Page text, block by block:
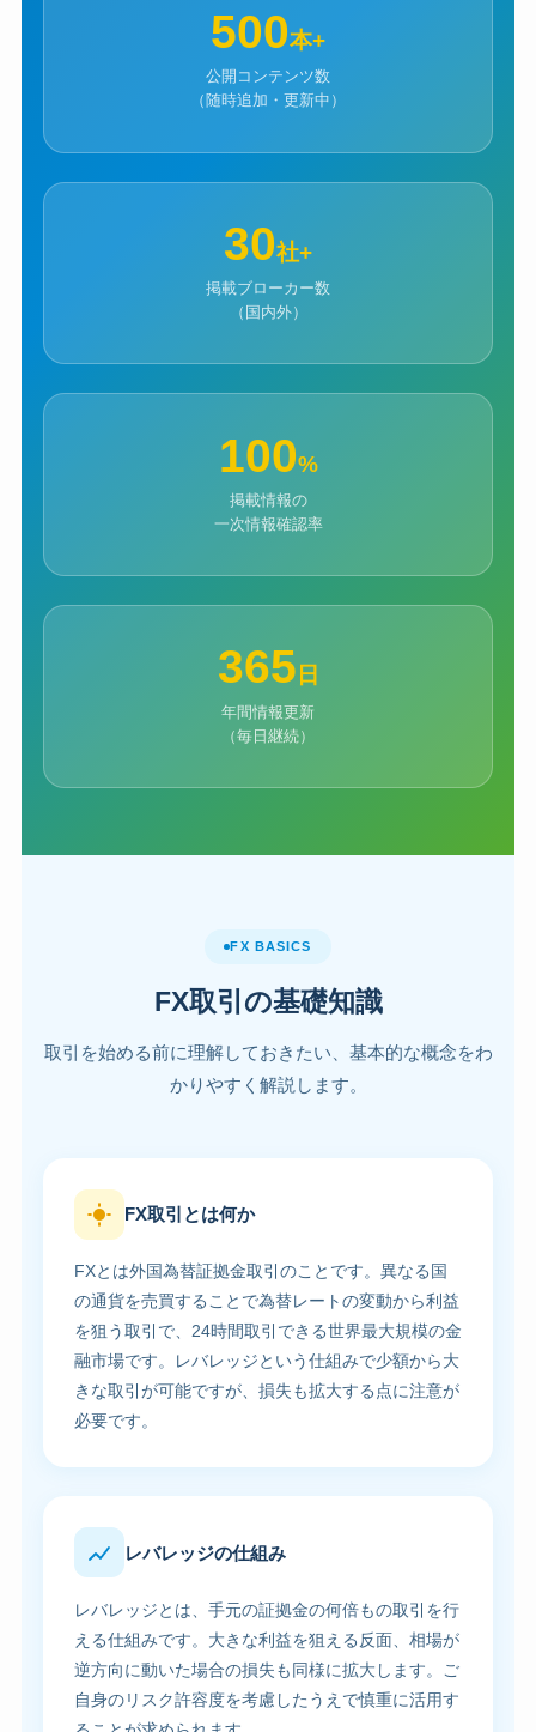
500本+
公開コンテンツ数
（随時追加・更新中）
30社+
掲載ブローカー数
（国内外）
100%
掲載情報の
一次情報確認率
365 日
年間情報更新
（毎日継続）
FX BASICS
FX取引の基礎知識
取引を始める前に理解しておきたい、基本的な概念をわ
かりやすく解説します。
FX取引とは何か
FXとは外国為替証拠金取引のことです。異なる国
の通貨を売買することで為替レートの変動から利益
を狙う取引で、24時間取引できる世界最大規模の金
融市場です。レバレッジという仕組みで少額から大
きな取引が可能ですが、損失も拡大する点に注意が
必要です。
レバレッジの仕組み
レバレッジとは、手元の証拠金の何倍もの取引を行
える仕組みです。大きな利益を狙える反面、相場が
逆方向に動いた場合の損失も同様に拡大します。ご
自身のリスク許容度を考慮したうえで慎重に活用す